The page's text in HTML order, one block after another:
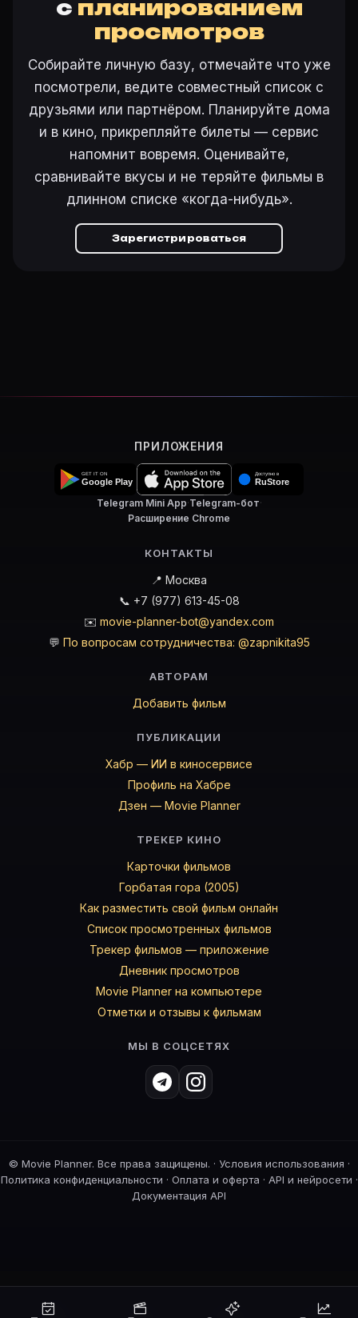
с планированием
просмотров
Собирайте личную базу, отмечайте что уже
посмотрели, ведите совместный список с
друзьями или партнёром. Планируйте дома
и в кино, прикрепляйте билеты — сервис
напомнит вовремя. Оценивайте,
сравнивайте вкусы и не теряйте фильмы в
длинном списке «когда-нибудь».
Зарегистрироваться
ПРИЛОЖЕНИЯ
Telegram Mini App·Telegram-бот·
Расширение Chrome
КОНТАКТЫ
📍 Москва
📞 +7 (977) 613-45-08
✉️ movie-planner-bot@yandex.com
💬 По вопросам сотрудничества: @zapnikita95
АВТОРАМ
Добавить фильм
ПУБЛИКАЦИИ
Хабр — ИИ в киносервисе
Профиль на Хабре
Дзен — Movie Planner
ТРЕКЕР КИНО
Карточки фильмов
Горбатая гора (2005)
Как разместить свой фильм онлайн
Список просмотренных фильмов
Трекер фильмов — приложение
Дневник просмотров
Movie Planner на компьютере
Отметки и отзывы к фильмам
МЫ В СОЦСЕТЯХ
© Movie Planner. Все права защищены. · Условия использования ·
Политика конфиденциальности · Оплата и оферта · API и нейросети ·
Документация API